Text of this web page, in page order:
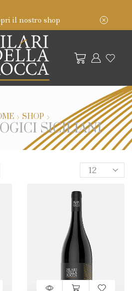
il nostro shop
SHOP
SICILIANI